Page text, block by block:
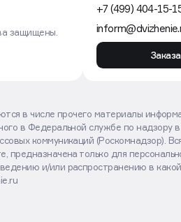
защищены.
+7 (499) 404-15-
в числе прочего материалы
в Федеральной службе по надзору в
коммуникаций (Роскомнадзор).
предназначена только для
и/или распространению в